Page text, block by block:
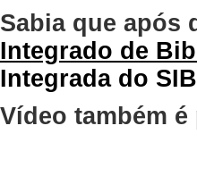
Sabia que após
Integrado de
Integrada do
Vídeo também